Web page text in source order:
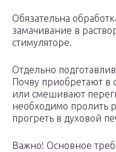
Обязательна
замачивание в
стимуляторе.
Отдельно
Почву приобретают в
или смешивают
необходимо пролить
прогреть в духовой
Важно! Основное